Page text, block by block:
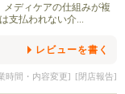
メディケアの仕組みが複
支払われない介...
レビューを書く
時間・内容変更] [閉店報告]